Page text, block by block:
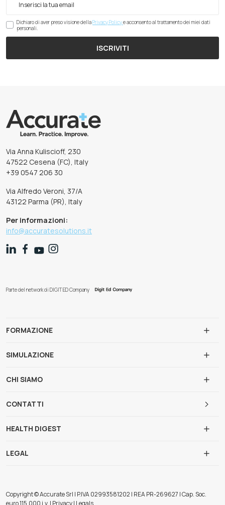
Dichiaro di aver preso visione dellaPrivacy Policye acconsento al trattamento dei miei dati
personali.
ISCRIVITI
Via Anna Kuliscioff, 230
47522 Cesena (FC), Italy
+39 0547 206 30
Via Alfredo Veroni, 37/A
43122 Parma (PR), Italy
Per informazioni:
info@accuratesolutions.it
Parte del network di DIGIT ED Company
FORMAZIONE
SIMULAZIONE
CHI SIAMO
CONTATTI
HEALTH DIGEST
LEGAL
Copyright © Accurate Srl | P.IVA 02993581202 | REA PR-269627 | Cap. Soc.
euro 115.000 i.v. | Privacy | Legals